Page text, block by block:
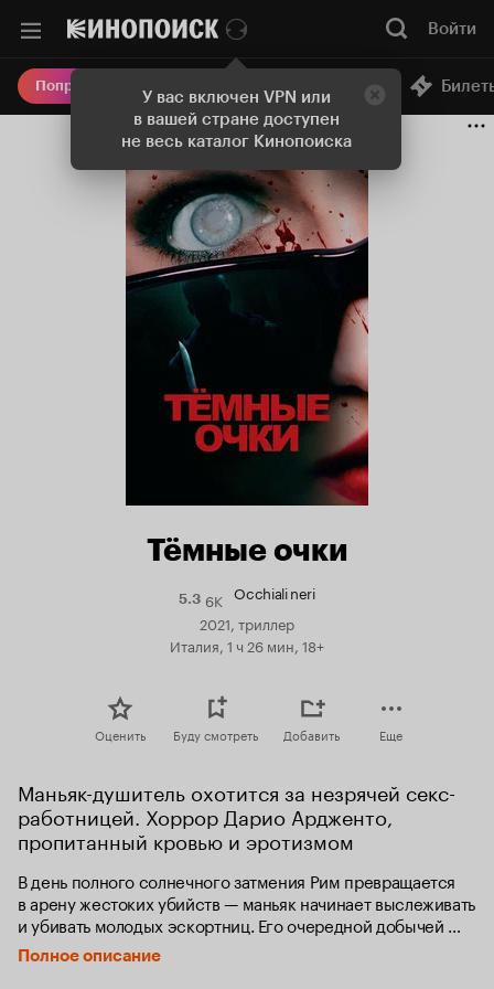
У вас включен VPN или
в вашей стране доступен
не весь каталог Кинопоиска
Войти
Попробовать Плюс Онлайн-кинотеатр
Тёмные очки
5.3Рейтинг
Кинопоиска
6K Occhiali neri
2021, триллер
Италия, 1 ч 26 мин, 18+
Оценить Буду смотреть Добавить Еще
Маньяк-душитель охотится за незрячей секс-
работницей. Хоррор Дарио Ардженто,
пропитанный кровью и эротизмом
В день полного солнечного затмения Рим превращается
в арену жестоких убийств — маньяк начинает выслеживать
и убивать молодых эскортниц. Его очередной добычей
едва не становится красавица Диана. Спасаясь
от преследования, она попадает в автоаварию,
Полное описание